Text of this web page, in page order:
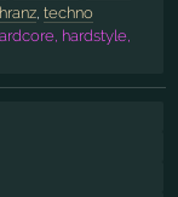
, techno
hardstyle,